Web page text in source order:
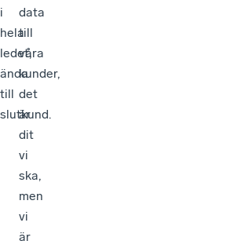
i
hela
ledet,
ända
till
slutkund.
data
till
våra
kunder,
det
är
dit
vi
ska,
men
vi
är